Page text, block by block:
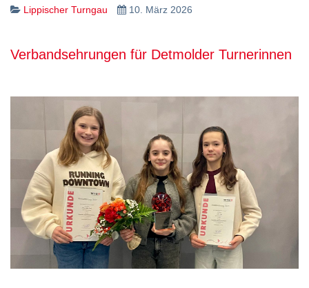
Lippischer Turngau 10. März 2026
Verbandsehrungen für Detmolder Turnerinnen